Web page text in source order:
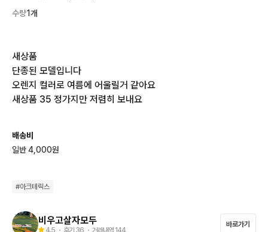
수량1개
새상품
단종된 모델입니다
오렌지 컬러로 여름에 어울릴거 같아요
새상품 35 정가지만 저렴히 보내요
배송비
일반 4,000원
#아크테릭스
비우고살자모두
4.5 ・ 후기 36 ・ 거래내역 144
바로가기